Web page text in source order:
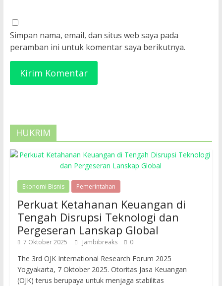
Simpan nama, email, dan situs web saya pada
peramban ini untuk komentar saya berikutnya.
HUKRIM
Ekonomi Bisnis Pemerintahan
Perkuat Ketahanan Keuangan di
Tengah Disrupsi Teknologi dan
Pergeseran Lanskap Global
7 Oktober 2025 Jambibreaks 0
The 3rd OJK International Research Forum 2025
Yogyakarta, 7 Oktober 2025. Otoritas Jasa Keuangan
(OJK) terus berupaya untuk menjaga stabilitas